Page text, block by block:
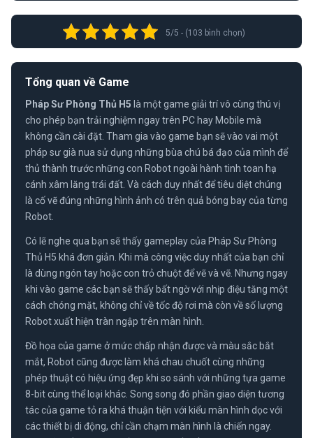
5/5 - (103 bình chọn)
Tổng quan về Game
Pháp Sư Phòng Thủ H5 là một game giải trí vô cùng thú vị
cho phép bạn trải nghiệm ngay trên PC hay Mobile mà
không cần cài đặt. Tham gia vào game bạn sẽ vào vai một
pháp sư già nua sử dụng những bùa chú bá đạo của mình để
thủ thành trước những con Robot ngoài hành tinh toan hạ
cánh xâm lăng trái đất. Và cách duy nhất để tiêu diệt chúng
là cố vẽ đúng những hình ảnh có trên quả bóng bay của từng
Robot.
Có lẽ nghe qua bạn sẽ thấy gameplay của Pháp Sư Phòng
Thủ H5 khá đơn giản. Khi mà công việc duy nhất của bạn chỉ
là dùng ngón tay hoặc con trỏ chuột để vẽ và vẽ. Nhưng ngay
khi vào game các bạn sẽ thấy bất ngờ với nhịp điệu tăng một
cách chóng mặt, không chỉ về tốc độ rơi mà còn về số lượng
Robot xuất hiện tràn ngập trên màn hình.
Đồ họa của game ở mức chấp nhận được và màu sắc bắt
mắt, Robot cũng được làm khá chau chuốt cùng những
phép thuật có hiệu ứng đẹp khi so sánh với những tựa game
8-bit cùng thể loại khác. Song song đó phần giao diện tương
tác của game tỏ ra khá thuận tiện với kiểu màn hình dọc với
các thiết bị di động, chỉ cần chạm màn hình là chiến ngay.